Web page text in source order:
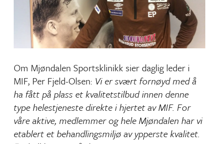
Om Mjøndalen Sportsklinikk sier daglig leder i
MIF, Per Fjeld-Olsen: Vi er svært fornøyd med å
ha fått på plass et kvalitetstilbud innen denne
type helestjeneste direkte i hjertet av MIF. For
våre aktive, medlemmer og hele Mjøndalen har vi
etablert et behandlingsmiljø av ypperste kvalitet.